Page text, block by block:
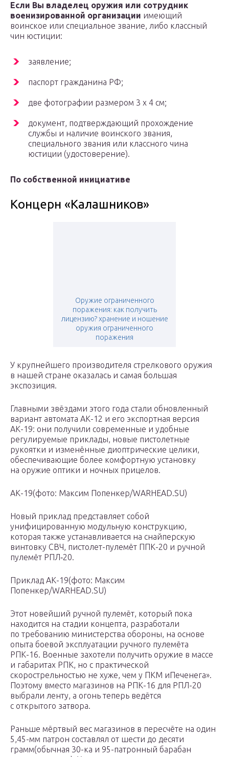
Если Вы владелец оружия или сотрудник
военизированной организации имеющий
воинское или специальное звание, либо классный
чин юстиции:
заявление;
паспорт гражданина РФ;
две фотографии размером 3 x 4 см;
документ, подтверждающий прохождение
службы и наличие воинского звания,
специального звания или классного чина
юстиции (удостоверение).
По собственной инициативе
Концерн «Калашников»
Оружие ограниченного
поражения: как получить
лицензию? хранение и ношение
оружия ограниченного
поражения
У крупнейшего производителя стрелкового оружия
в нашей стране оказалась и самая большая
экспозиция.
Главными звёздами этого года стали обновленный
вариант автомата АК-12 и его экспортная версия
АК-19: они получили современные и удобные
регулируемые приклады, новые пистолетные
рукоятки и изменённые диоптрические целики,
обеспечивающие более комфортную установку
на оружие оптики и ночных прицелов.
АК-19(фото: Максим Попенкер/WARHEAD.SU)
Новый приклад представляет собой
унифицированную модульную конструкцию,
которая также устанавливается на снайперскую
винтовку СВЧ, пистолет-пулемёт ППК-20 и ручной
пулемёт РПЛ‑20.
Приклад АК-19(фото: Максим
Попенкер/WARHEAD.SU)
Этот новейший ручной пулемёт, который пока
находится на стадии концепта, разработали
по требованию министерства обороны, на основе
опыта боевой эксплуатации ручного пулемёта
РПК-16. Военные захотели получить оружие в массе
и габаритах РПК, но с практической
скорострельностью не хуже, чем у ПКМ иПеченега».
Поэтому вместо магазинов на РПК-16 для РПЛ-20
выбрали ленту, а огонь теперь ведётся
с открытого затвора.
Раньше мёртвый вес магазинов в пересчёте на один
5,45-мм патрон составлял от шести до десяти
грамм(обычная 30-ка и 95-патронный барабан